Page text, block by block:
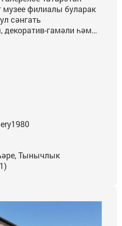
филиалы буларак
сәнгать
гамәли һәм
Тынычлык